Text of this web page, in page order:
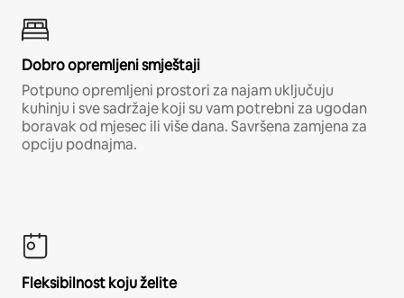
Dobro opremljeni smještaji
Potpuno opremljeni prostori za najam uključuju
kuhinju i sve sadržaje koji su vam potrebni za ugodan
boravak od mjesec ili više dana. Savršena zamjena za
opciju podnajma.
Fleksibilnost koju želite